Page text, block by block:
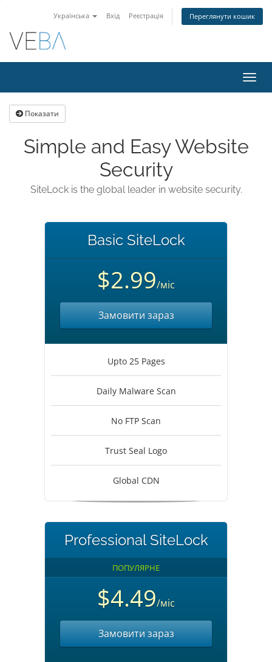
Українська Вхід Реєстрація Переглянути кошик
Показати
Simple and Easy Website
Security
SiteLock is the global leader in website security.
Basic SiteLock
$2.99/міс
Замовити зараз
Upto 25 Pages
Daily Malware Scan
No FTP Scan
Trust Seal Logo
Global CDN
Professional SiteLock
ПОПУЛЯРНЕ
$4.49/міс
Замовити зараз